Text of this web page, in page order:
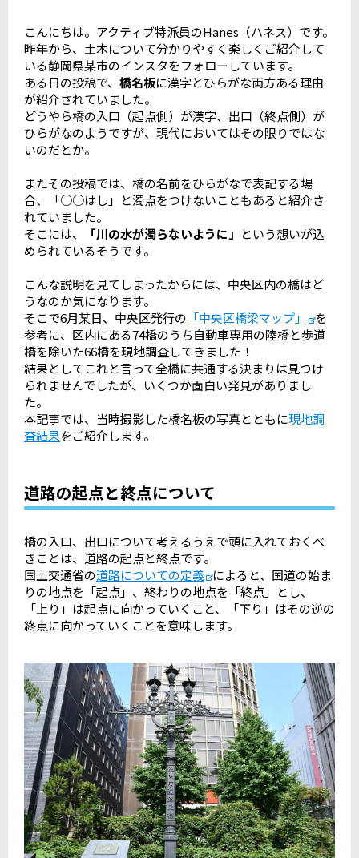
こんにちは。アクティブ特派員のHanes（ハネス）です。
昨年から、土木について分かりやすく楽しくご紹介して
いる静岡県某市のインスタをフォローしています。
ある日の投稿で、 橋名板に漢字とひらがな両方ある理由
が紹介されていました。
どうやら橋の入口（起点側）が漢字、出口（終点側）が
ひらがなのようですが、現代においてはその限りではな
いのだとか。
またその投稿では、橋の名前をひらがなで表記する場
合、「○○はし」と濁点をつけないこともあると紹介さ
れていました。
そこには、
「川の水が濁らないように」 という想いが込
められているそうです。
こんな説明を見てしまったからには、中央区内の橋はど
うなのか気になります。
そこで6月某日、中央区発行の 「中央区橋梁マップ」
を
参考に、区内にある74橋のうち自動車専用の陸橋と歩道
橋を除いた66橋を現地調査してきました！
結果としてこれと言って全橋に共通する決まりは見つけ
られませんでしたが、いくつか面白い発見がありまし
た。
本記事では、当時撮影した橋名板の写真とともに現地調
査結果をご紹介します。
道路の起点と終点について
橋の入口、出口について考えるうえで頭に入れておくべ
きことは、道路の起点と終点です。
国土交通省の道路についての定義 によると、国道の始ま
りの地点を「起点」、終わりの地点を「終点」とし、
「上り」は起点に向かっていくこと、「下り」はその逆の
終点に向かっていくことを意味します。